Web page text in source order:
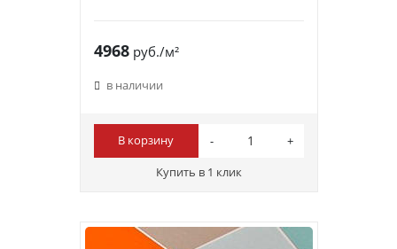
4968руб./м²
в наличии
В корзину
Купить в 1 клик